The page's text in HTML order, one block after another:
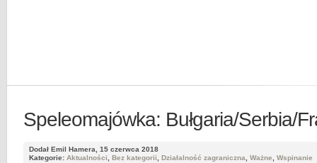
Speleomajówka: Bułgaria/Serbia/
Dodał Emil Hamera, 15 czerwca 2018
Kategorie: Aktualności, Bez kategorii, Działalność zagraniczna, Ważne, Wspinanie